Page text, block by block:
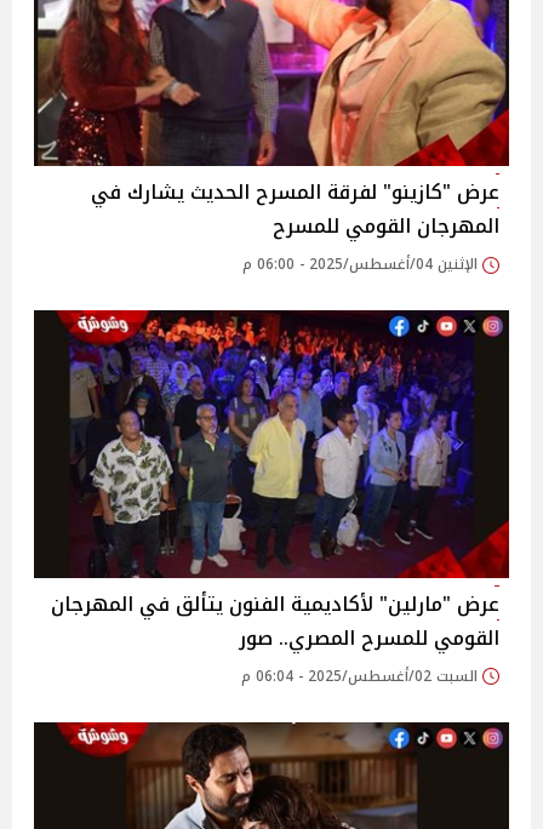
عرض "كازينو" لفرقة المسرح الحديث يشارك في
المهرجان القومي للمسرح‎
الإثنين 04/أغسطس/2025 - 06:00 م
عرض "مارلين" لأكاديمية الفنون يتألق في المهرجان
القومي للمسرح المصري.. صور‎
السبت 02/أغسطس/2025 - 06:04 م